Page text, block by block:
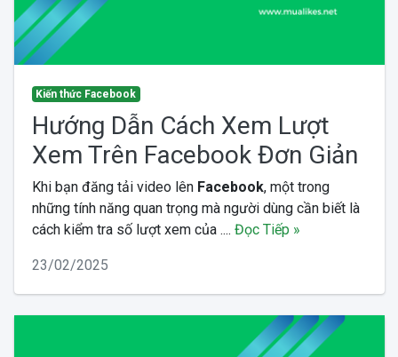
Kiến thức Facebook
Hướng Dẫn Cách Xem Lượt
Xem Trên Facebook Đơn Giản
Khi bạn đăng tải video lên Facebook, một trong
những tính năng quan trọng mà người dùng cần biết là
cách kiểm tra số lượt xem của .... Đọc Tiếp »
23/02/2025